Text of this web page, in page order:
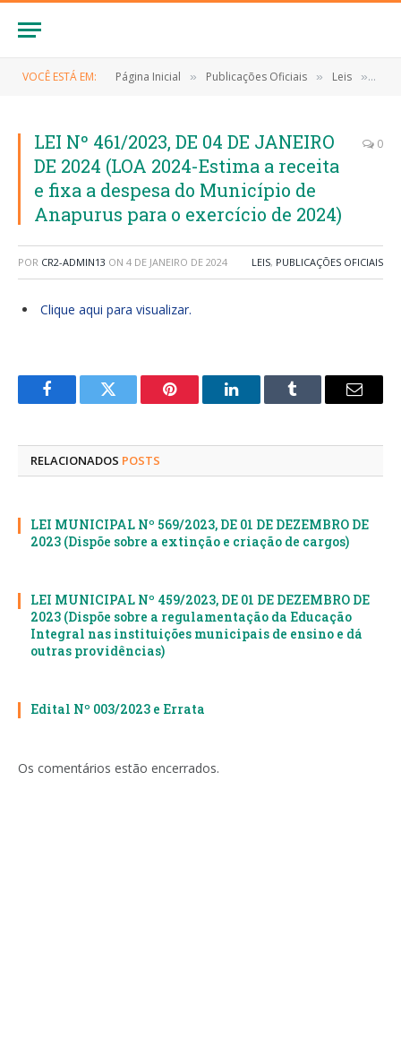
VOCÊ ESTÁ EM: Página Inicial » Publicações Oficiais » Leis »
LEI Nº 461/2023, DE 04 DE JANEIRO
DE 2024 (LOA 2024-Estima a receita
e fixa a despesa do Município de
Anapurus para o exercício de 2024)
0
POR CR2-ADMIN13 ON 4 DE JANEIRO DE 2024 LEIS, PUBLICAÇÕES OFICIAIS
Clique aqui para visualizar.
FacebookTwitter Pinterest LinkedInTumblr
E-
RELACIONADOS POSTS
LEI MUNICIPAL Nº 569/2023, DE 01 DE DEZEMBRO DE
2023 (Dispõe sobre a extinção e criação de cargos)
LEI MUNICIPAL Nº 459/2023, DE 01 DE DEZEMBRO DE
2023 (Dispõe sobre a regulamentação da Educação
Integral nas instituições municipais de ensino e dá
outras providências)
Edital Nº 003/2023 e Errata
Os comentários estão encerrados.